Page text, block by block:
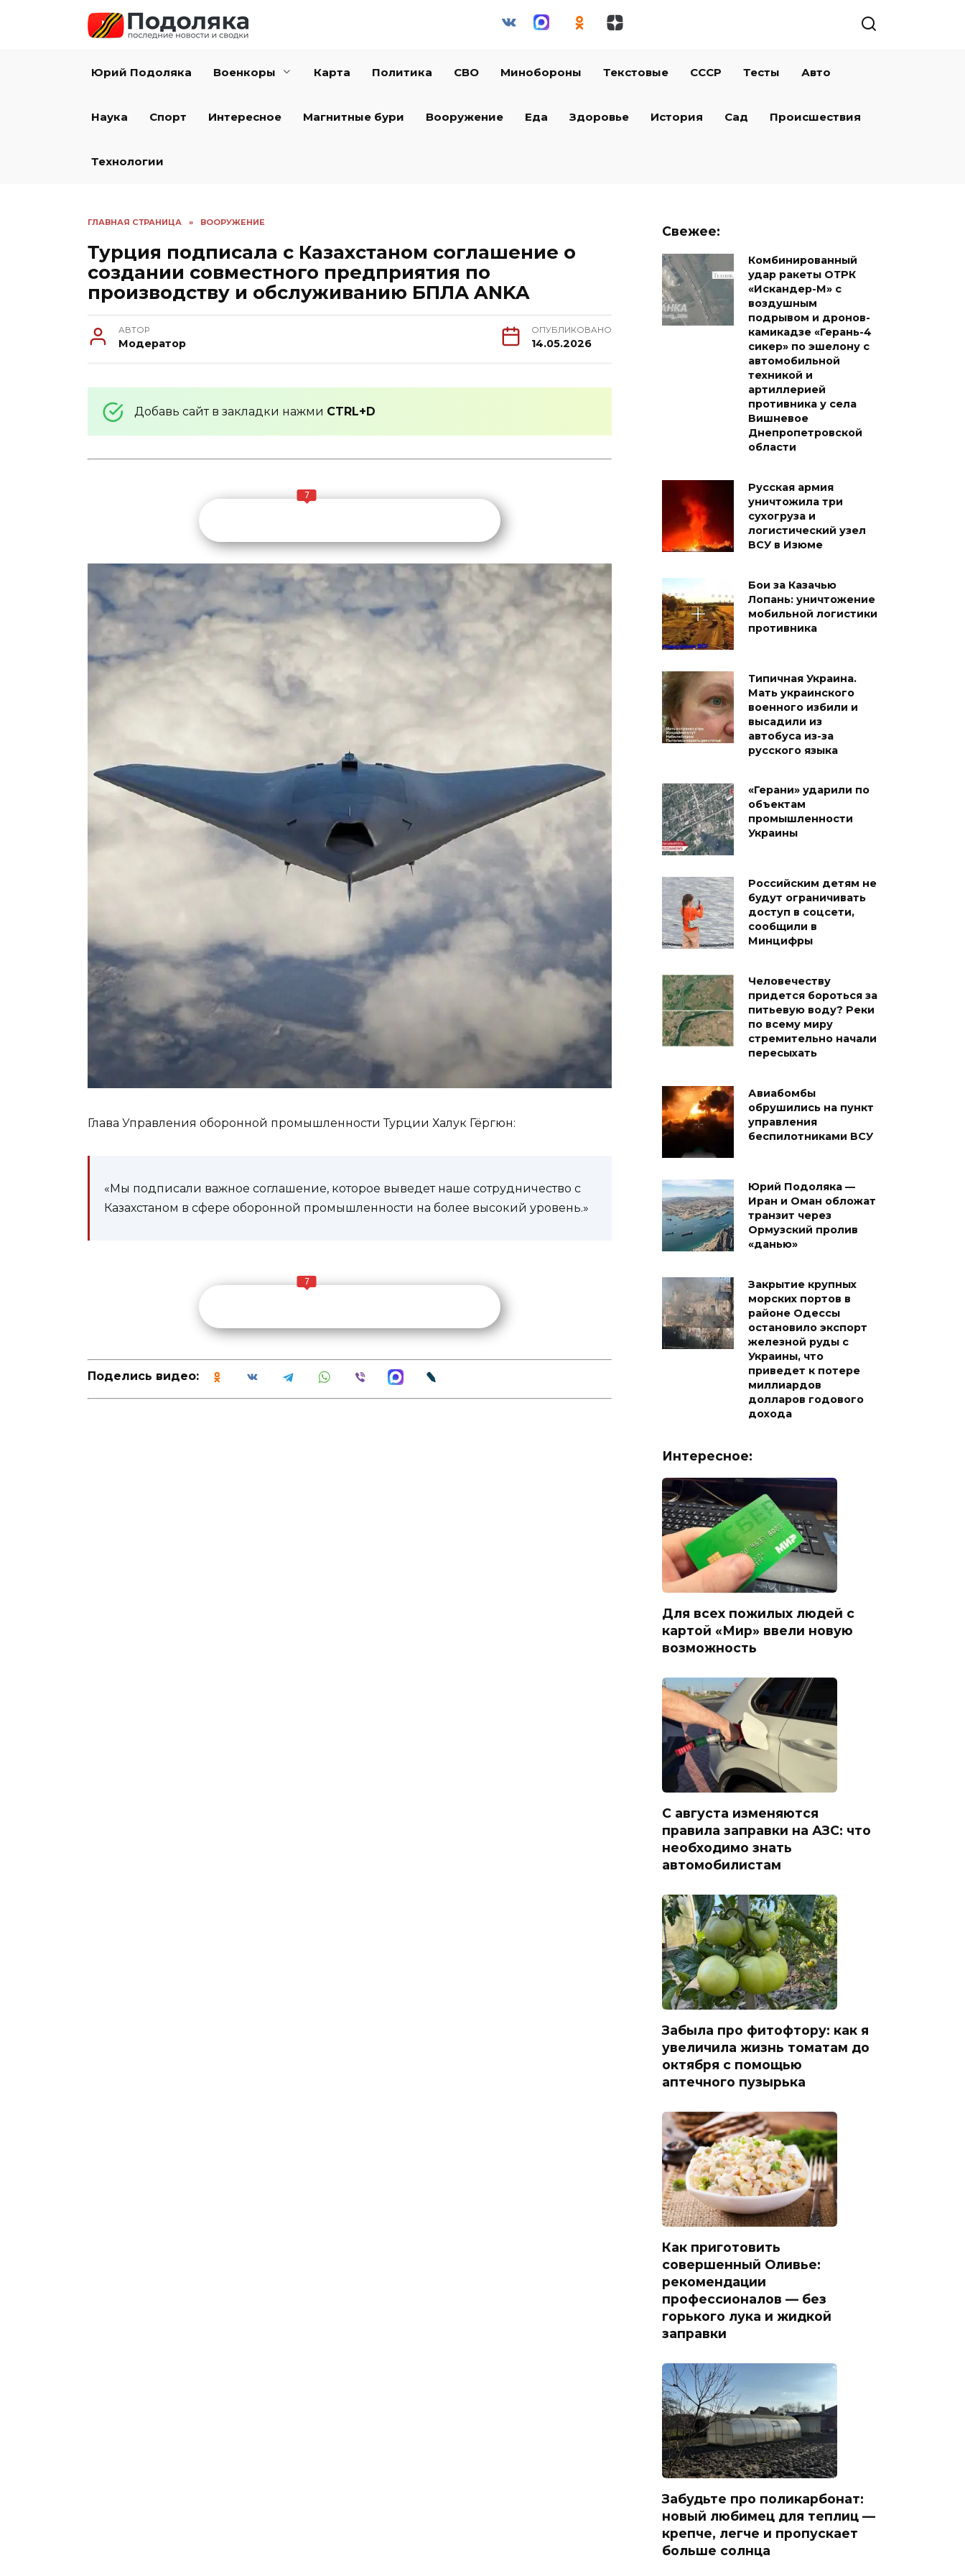
Юрий Подоляка Военкоры Карта Политика СВО Минобороны Текстовые СССР Тесты Авто
Наука Спорт Интересное Магнитные бури Вооружение Еда Здоровье История Сад Происшествия
Технологии
ГЛАВНАЯ СТРАНИЦА » ВООРУЖЕНИЕ
Турция подписала с Казахстаном соглашение о
создании совместного предприятия по
производству и обслуживанию БПЛА ANKA
АВТОР
Модератор
ОПУБЛИКОВАНО
14.05.2026
Добавь сайт в закладки нажми CTRL+D
7
Глава Управления оборонной промышленности Турции Халук Гёргюн:
«Мы подписали важное соглашение, которое выведет наше сотрудничество с
Казахстаном в сфере оборонной промышленности на более высокий уровень.»
7
Поделись видео:
Свежее:
Комбинированный
удар ракеты ОТРК
«Искандер-М» с
воздушным
подрывом и дронов-
камикадзе «Герань-4
сикер» по эшелону с
автомобильной
техникой и
артиллерией
противника у села
Вишневое
Днепропетровской
области
Русская армия
уничтожила три
сухогруза и
логистический узел
ВСУ в Изюме
Бои за Казачью
Лопань: уничтожение
мобильной логистики
противника
Типичная Украина.
Мать украинского
военного избили и
высадили из
автобуса из-за
русского языка
«Герани» ударили по
объектам
промышленности
Украины
Российским детям не
будут ограничивать
доступ в соцсети,
сообщили в
Минцифры
Человечеству
придется бороться за
питьевую воду? Реки
по всему миру
стремительно начали
пересыхать
Авиабомбы
обрушились на пункт
управления
беспилотниками ВСУ
Юрий Подоляка —
Иран и Оман обложат
транзит через
Ормузский пролив
«данью»
Закрытие крупных
морских портов в
районе Одессы
остановило экспорт
железной руды с
Украины, что
приведет к потере
миллиардов
долларов годового
дохода
Интересное:
Для всех пожилых людей с
картой «Мир» ввели новую
возможность
С августа изменяются
правила заправки на АЗС: что
необходимо знать
автомобилистам
Забыла про фитофтору: как я
увеличила жизнь томатам до
октября с помощью
аптечного пузырька
Как приготовить
совершенный Оливье:
рекомендации
профессионалов — без
горького лука и жидкой
заправки
Забудьте про поликарбонат:
новый любимец для теплиц —
крепче, легче и пропускает
больше солнца